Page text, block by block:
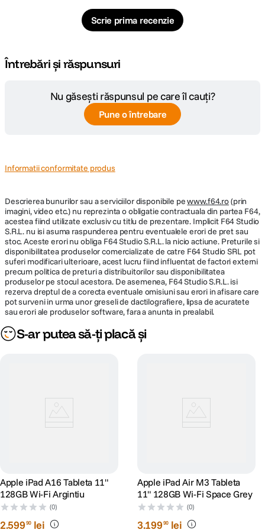
videoclipuri si grafica de o claritate uimitoare.
Pana la 60% mai rapid.
Neural Engine cu 16 nuclee transforma iPad Air intr-un dispozitiv AI
extrem de performant, oferind viteze cu pana la 60% mai mari fata de
modelul cu cip M1. M3 sustine functii Apple Intelligence precum Writing
Tools si Image Wand din aplicatia Notes, faciliteaza luarea notitelor
asistata de AI in Goodnotes 6, imbunatateste editarea video in Final Cut
Pro pentru iPad si optimizeaza analiza profesionala a filmarilor in Onform:
Video Analysis App.
Scrie prima recenzie
Întrebări și răspunsuri
Nu găsești răspunsul pe care îl cauți?
Pune o întrebare
Informatii conformitate produs
Descrierea bunurilor sau a serviciilor disponibile pewww.f64.ro(prin
imagini, video etc.) nu reprezinta o obligatie contractuala din partea F64,
acestea fiind utilizate exclusiv cu titlu de prezentare. Implicit F64 Studio
S.R.L. nu isi asuma raspunderea pentru eventualele erori de pret sau
stoc. Aceste erori nu obliga F64 Studio S.R.L. la nicio actiune. Preturile si
disponibilitatea produselor comercializate de catre F64 Studio SRL pot
suferi modificari ulterioare, acest lucru fiind influentat de factori externi
precum politica de preturi a distribuitorilor sau disponibilitatea
produselor pe stocul acestora. De asemenea, F64 Studio S.R.L. isi
rezerva dreptul de a corecta eventuale omisiuni sau erori in afisare care
pot surveni in urma unor greseli de dactilografiere, lipsa de acuratete
sau erori ale produselor software, fara a anunta in prealabil.
S-ar putea să-ți placă și
Apple iPad A16 Tableta 11"
128GB Wi-Fi Argintiu
(0)
2.59990 lei
Apple iPad Air M3 Tableta
11" 128GB Wi-Fi Space Grey
(0)
3.19990 lei